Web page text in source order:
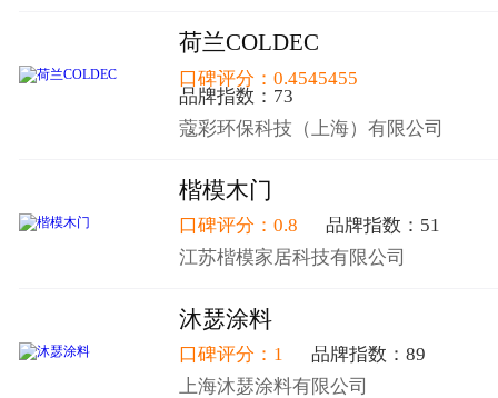
荷兰COLDEC
口碑评分：0.4545455
品牌指数：73
蔻彩环保科技（上海）有限公司
楷模木门
口碑评分：0.8
品牌指数：51
江苏楷模家居科技有限公司
沐瑟涂料
口碑评分：1
品牌指数：89
上海沐瑟涂料有限公司